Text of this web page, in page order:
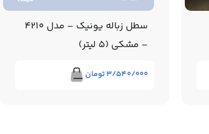
سطل زباله یونیک – مدل 4210
– مشکی (5 لیتر)
۳/۵۴۰/۰۰۰تومان